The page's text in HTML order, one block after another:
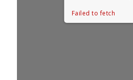
Failed to fetch